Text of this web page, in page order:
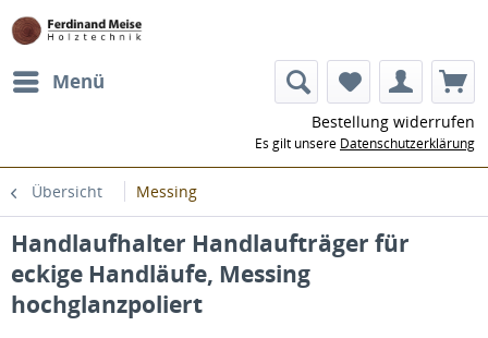
Menü
Bestellung widerrufen
Es gilt unsere Datenschutzerklärung
Übersicht Messing
Handlaufhalter Handlaufträger für
eckige Handläufe, Messing
hochglanzpoliert